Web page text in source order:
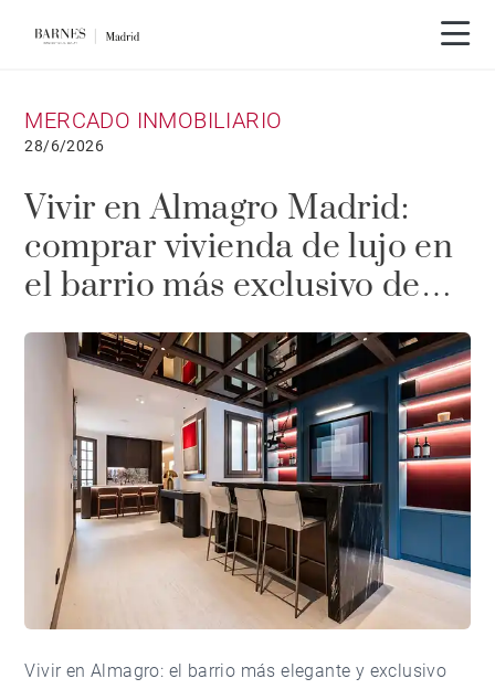
MERCADO INMOBILIARIO
28/6/2026
Vivir en Almagro Madrid:
comprar vivienda de lujo en
el barrio más exclusivo de
Chamberí
Vivir en Almagro: el barrio más elegante y exclusivo